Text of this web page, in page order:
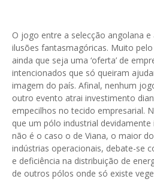
O jogo entre a selecção angolana
ilusões fantasmagóricas. Muito
ainda que seja uma ‘oferta’ de
intencionados que só queiram
imagem do país. Afinal, nenhum
outro evento atrai investimento
empecilhos no tecido empresarial.
que um pólo industrial
não é o caso o de Viana, o maior
indústrias operacionais, debate-se
e deficiência na distribuição de
de outros pólos onde só existe